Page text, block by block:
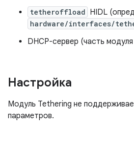
tetheroffload HIDL
hardware/interfaces/
DHCP-сервер (часть
Настройка
Модуль Tethering не
параметров.